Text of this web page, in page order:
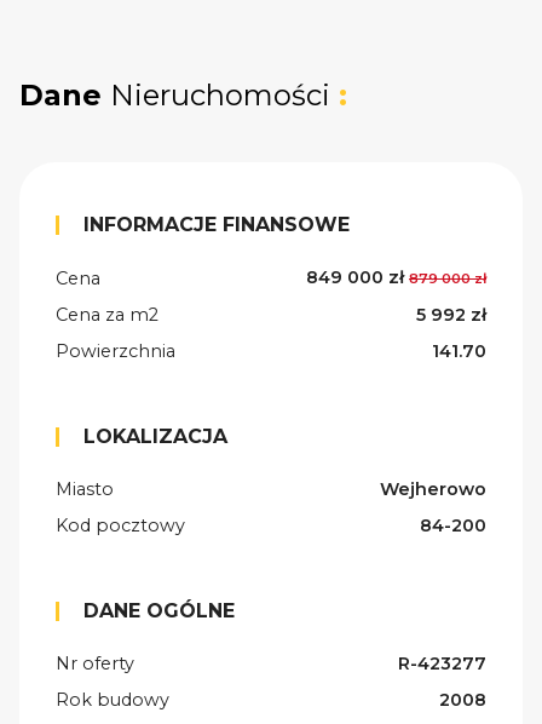
Dane Nieruchomości :
INFORMACJE FINANSOWE
Cena 849 000 zł 879 000 zł
Cena za m2
5 992 zł
Powierzchnia
141.70
LOKALIZACJA
Miasto
Wejherowo
Kod pocztowy
84-200
DANE OGÓLNE
Nr oferty
R-423277
Rok budowy
2008